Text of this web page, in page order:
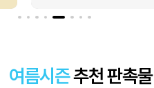
여름시즌추천 판촉물